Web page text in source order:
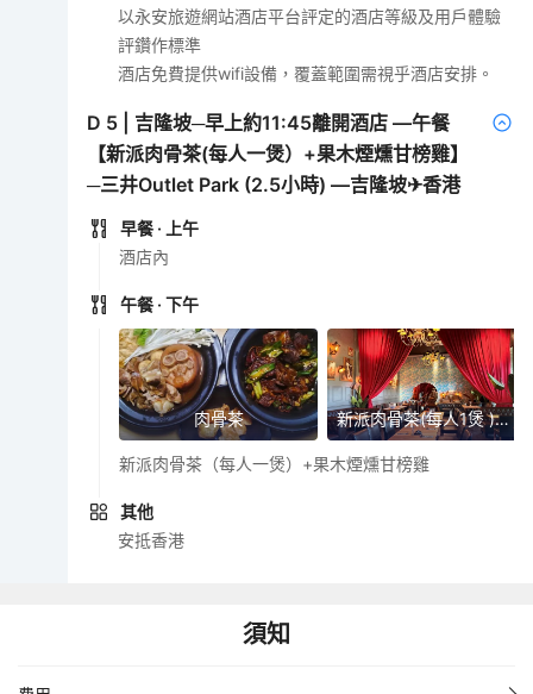
以永安旅遊網站酒店平台評定的酒店等級及用戶體驗
評鑽作標準
酒店免費提供wifi設備，覆蓋範圍需視乎酒店安排。
D 5
吉隆坡─早上約11:45離開酒店 —午餐
【新派肉骨茶(每人一煲）+果木煙燻甘榜雞】
─三井Outlet Park (2.5小時) —吉隆坡✈香港
早餐 · 上午
酒店內
午餐 · 下午
肉骨茶 新派肉骨茶(每人1煲 )+ 大馬新寵兒~果木煙燻甘榜雞
新派肉骨茶（每人一煲）+果木煙燻甘榜雞
其他
安抵香港
須知